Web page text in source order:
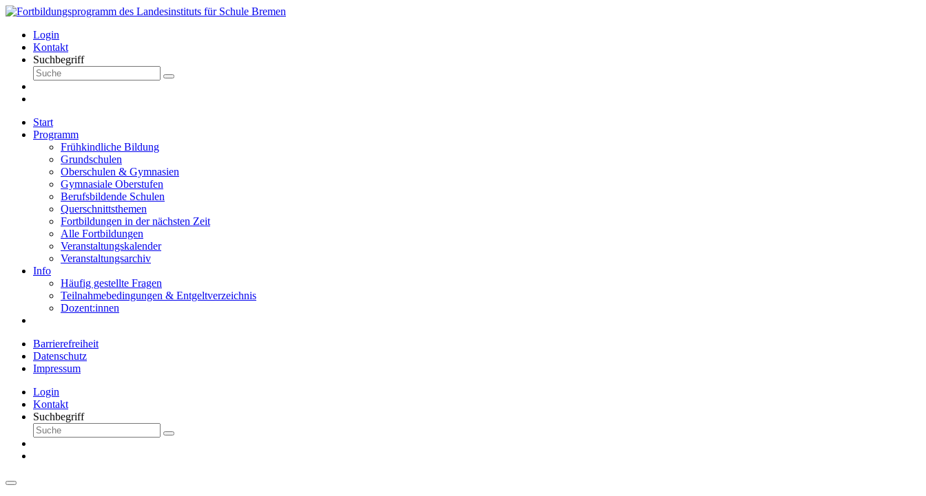
Login
Kontakt
Suchbegriff
Start
Programm
Frühkindliche Bildung
Grundschulen
Oberschulen & Gymnasien
Gymnasiale Oberstufen
Berufsbildende Schulen
Querschnittsthemen
Fortbildungen in der nächsten Zeit
Alle Fortbildungen
Veranstaltungskalender
Veranstaltungsarchiv
Info
Häufig gestellte Fragen
Teilnahmebedingungen & Entgeltverzeichnis
Dozent:innen
Barrierefreiheit
Datenschutz
Impressum
Login
Kontakt
Suchbegriff